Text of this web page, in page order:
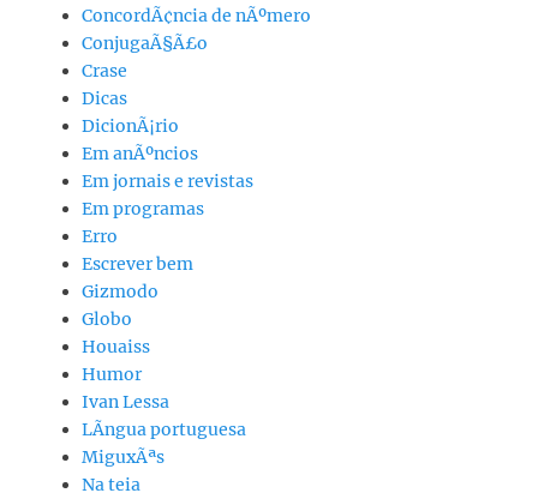
ConcordÃ¢ncia de nÃºmero
ConjugaÃ§Ã£o
Crase
Dicas
DicionÃ¡rio
Em anÃºncios
Em jornais e revistas
Em programas
Erro
Escrever bem
Gizmodo
Globo
Houaiss
Humor
Ivan Lessa
LÃ­ngua portuguesa
MiguxÃªs
Na teia